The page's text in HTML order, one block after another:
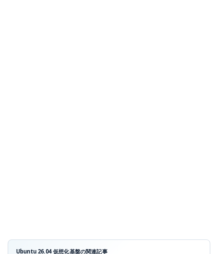
定
Ubuntu 26.04 仮想化基盤の関連記事